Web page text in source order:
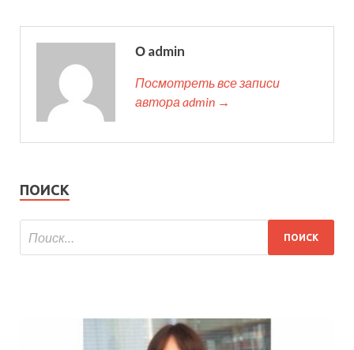
О admin
Посмотреть все записи
автора admin →
ПОИСК